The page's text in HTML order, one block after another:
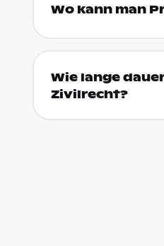
Wo kann man
Wie lange
Zivilrecht?